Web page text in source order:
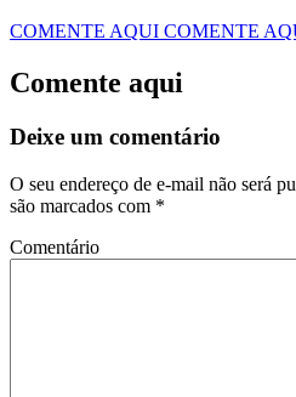
COMENTE AQUI COMENTE
Comente aqui
Deixe um comentário
O seu endereço de e-mail não será
são marcados com *
Comentário